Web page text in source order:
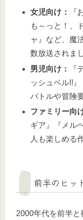
女児向け：
『
も～っと！、
ャ』など、魔
数放送されま
男児向け：
『
ッシュベル!!
バトルや冒険
ファミリー向
ギア』『メル
人も楽しめる
前半のヒッ
2000年代を前半